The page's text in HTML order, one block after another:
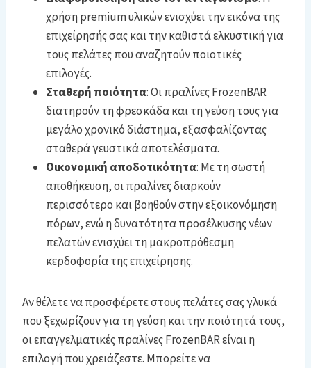
χρήση premium υλικών ενισχύει την εικόνα της
επιχείρησής σας και την καθιστά ελκυστική για
τους πελάτες που αναζητούν ποιοτικές
επιλογές.
Σταθερή ποιότητα: Οι πραλίνες FrozenBAR
διατηρούν τη φρεσκάδα και τη γεύση τους για
μεγάλο χρονικό διάστημα, εξασφαλίζοντας
σταθερά γευστικά αποτελέσματα.
Οικονομική αποδοτικότητα: Με τη σωστή
αποθήκευση, οι πραλίνες διαρκούν
περισσότερο και βοηθούν στην εξοικονόμηση
πόρων, ενώ η δυνατότητα προσέλκυσης νέων
πελατών ενισχύει τη μακροπρόθεσμη
κερδοφορία της επιχείρησης.
Αν θέλετε να προσφέρετε στους πελάτες σας γλυκά
που ξεχωρίζουν για τη γεύση και την ποιότητά τους,
οι επαγγελματικές πραλίνες FrozenBAR είναι η
επιλογή που χρειάζεστε. Μπορείτε να